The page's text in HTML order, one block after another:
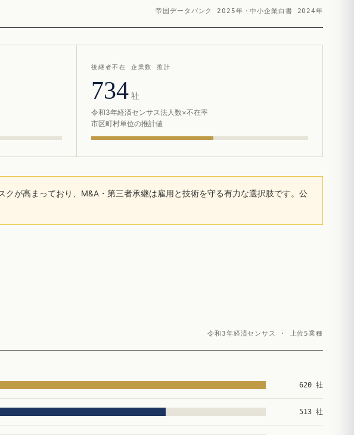
帝国データバンク 2025年・中小企業白書 2024年
後継者不在 企業数 推計
734 社
令和3年経済センサス法人数×不在率
市区町村単位の推計値
クが高まっており、M&A・第三者承継は雇用と技術を守る有力な選択肢です。公
令和3年経済センサス · 上位5業種
620 社
513 社